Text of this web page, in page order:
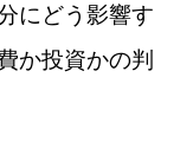
にどう影響す
か投資かの判